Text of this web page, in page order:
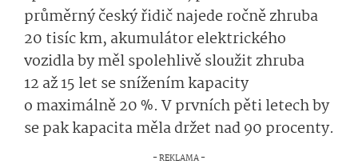
průměrný český řidič najede ročně zhruba
20 tisíc km, akumulátor elektrického
vozidla by měl spolehlivě sloužit zhruba
12 až 15 let se snížením kapacity
o maximálně 20 %. V prvních pěti letech by
se pak kapacita měla držet nad 90 procenty.